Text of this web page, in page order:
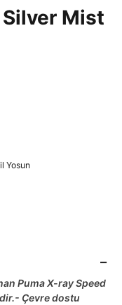
Mist
Yosun
Puma X-ray Speed
Çevre dostu